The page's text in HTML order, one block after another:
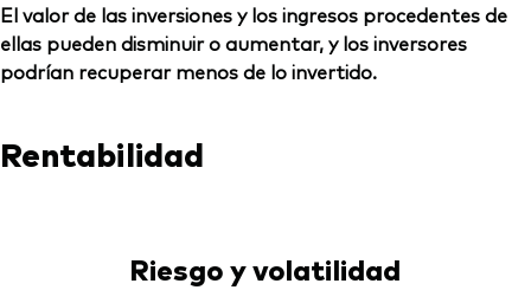
El valor de las inversiones y los ingresos procedentes de
ellas pueden disminuir o aumentar, y los inversores
podrían recuperar menos de lo invertido.
Rentabilidad
Riesgo y volatilidad